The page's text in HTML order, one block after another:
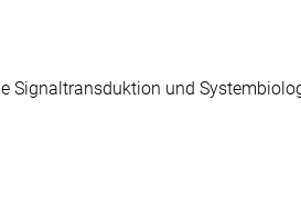
Signaltransduktion und